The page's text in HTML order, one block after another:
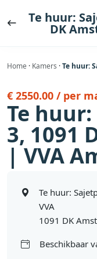
naar
Te huur:
DK
Home · Kamers ·Te huur:
€ 2550.00 / per
Te
3, 1091
| VVA
Te huur:
VVA
1091 DK
Beschikbaar